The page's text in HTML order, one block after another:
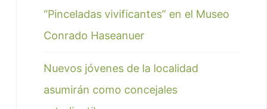
“Pinceladas vivificantes” en el Museo
Conrado Haseanuer
Nuevos jóvenes de la localidad
asumirán como concejales